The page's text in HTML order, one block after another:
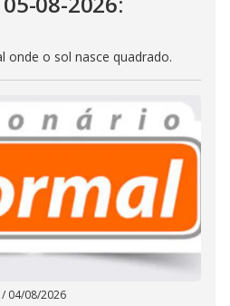
onde o sol nasce quadrado.
/ 04/08/2026